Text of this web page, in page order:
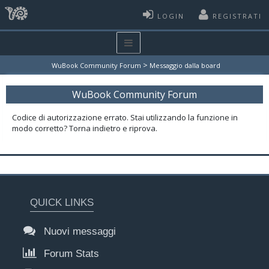
LOGIN REGISTRATI
WuBook Community Forum > Messaggio dalla board
WuBook Community Forum
Codice di autorizzazione errato. Stai utilizzando la funzione in
modo corretto? Torna indietro e riprova.
QUICK LINKS
Nuovi messaggi
Forum Stats